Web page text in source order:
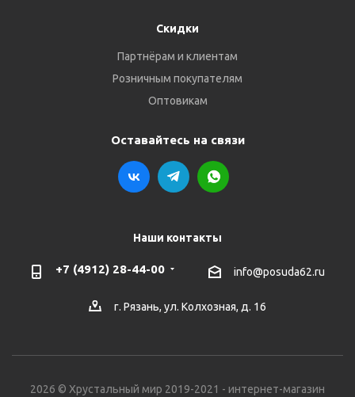
Скидки
Партнёрам и клиентам
Розничным покупателям
Оптовикам
Оставайтесь на связи
Наши контакты
+7 (4912) 28-44-00 info@posuda62.ru
г. Рязань, ул. Колхозная, д. 16
2026 © Хрустальный мир 2019-2021 - интернет-магазин